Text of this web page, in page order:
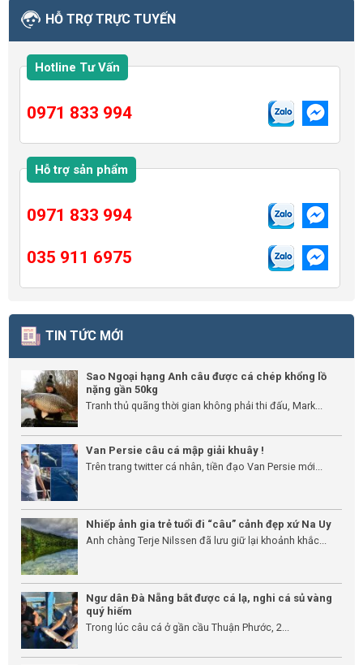
HỖ TRỢ TRỰC TUYẾN
Hotline Tư Vấn
0971 833 994
Hỗ trợ sản phẩm
0971 833 994
035 911 6975
TIN TỨC MỚI
Sao Ngoại hạng Anh câu được cá chép khổng lồ
nặng gần 50kg
Tranh thủ quãng thời gian không phải thi đấu, Mark...
Van Persie câu cá mập giải khuây !
Trên trang twitter cá nhân, tiền đạo Van Persie mới...
Nhiếp ảnh gia trẻ tuổi đi “câu” cảnh đẹp xứ Na Uy
Anh chàng Terje Nilssen đã lưu giữ lại khoảnh khắc...
Ngư dân Đà Nẵng bắt được cá lạ, nghi cá sủ vàng
quý hiếm
Trong lúc câu cá ở gần cầu Thuận Phước, 2...